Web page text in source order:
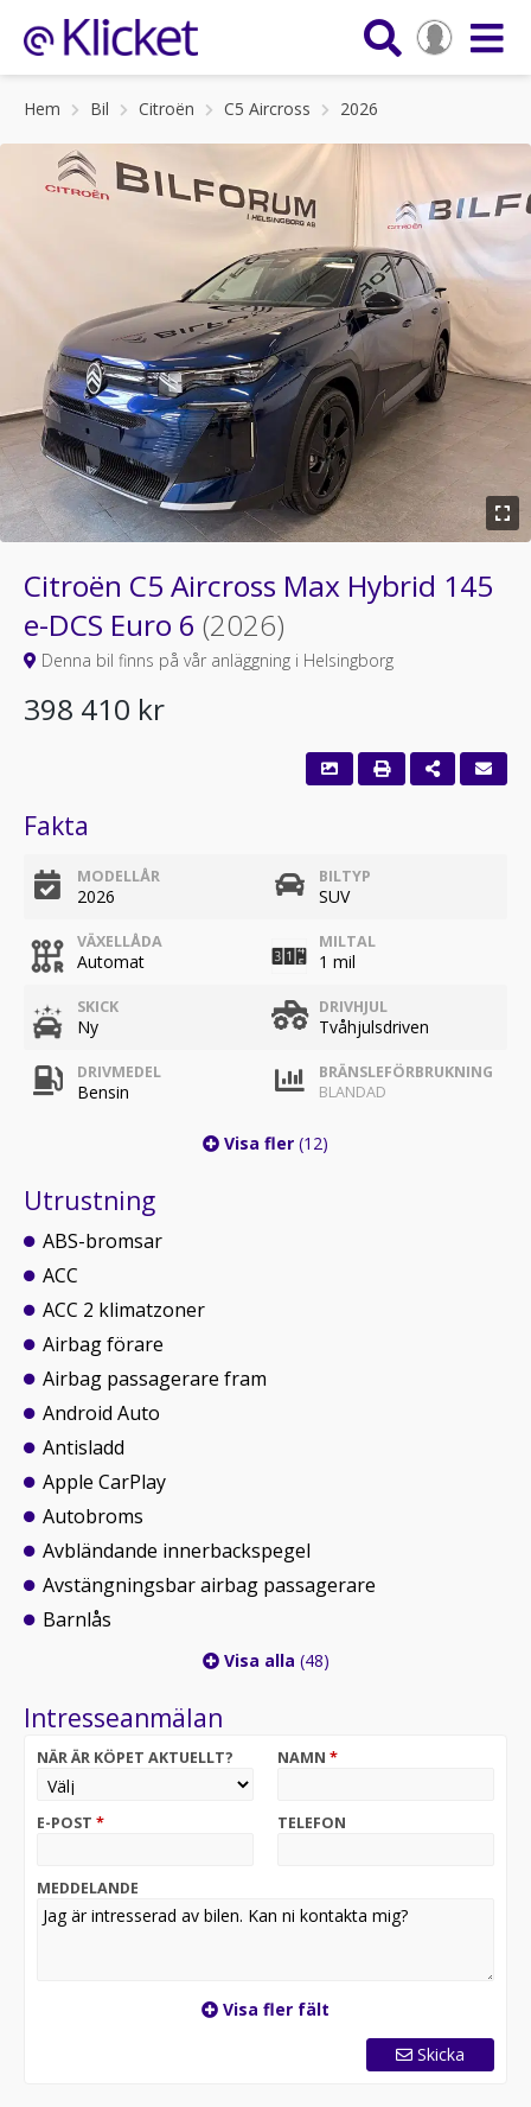
Hem Bil Citroën C5 Aircross 2026
Citroën C5 Aircross Max Hybrid 145
e-DCS Euro 6 (2026)
Denna bil finns på vår anläggning i Helsingborg
398 410 kr
Fakta
MODELLÅR
2026
BILTYP
SUV
VÄXELLÅDA
Automat
MILTAL
1 mil
SKICK
Ny
DRIVHJUL
Tvåhjulsdriven
DRIVMEDEL
Bensin
BRÄNSLEFÖRBRUKNING
BLANDAD
Visa fler (12)
Utrustning
ABS-bromsar
ACC
ACC 2 klimatzoner
Airbag förare
Airbag passagerare fram
Android Auto
Antisladd
Apple CarPlay
Autobroms
Avbländande innerbackspegel
Avstängningsbar airbag passagerare
Barnlås
Visa alla (48)
Intresseanmälan
NÄR ÄR KÖPET AKTUELLT? NAMN *
E-POST * TELEFON
MEDDELANDE
Visa fler fält
Skicka